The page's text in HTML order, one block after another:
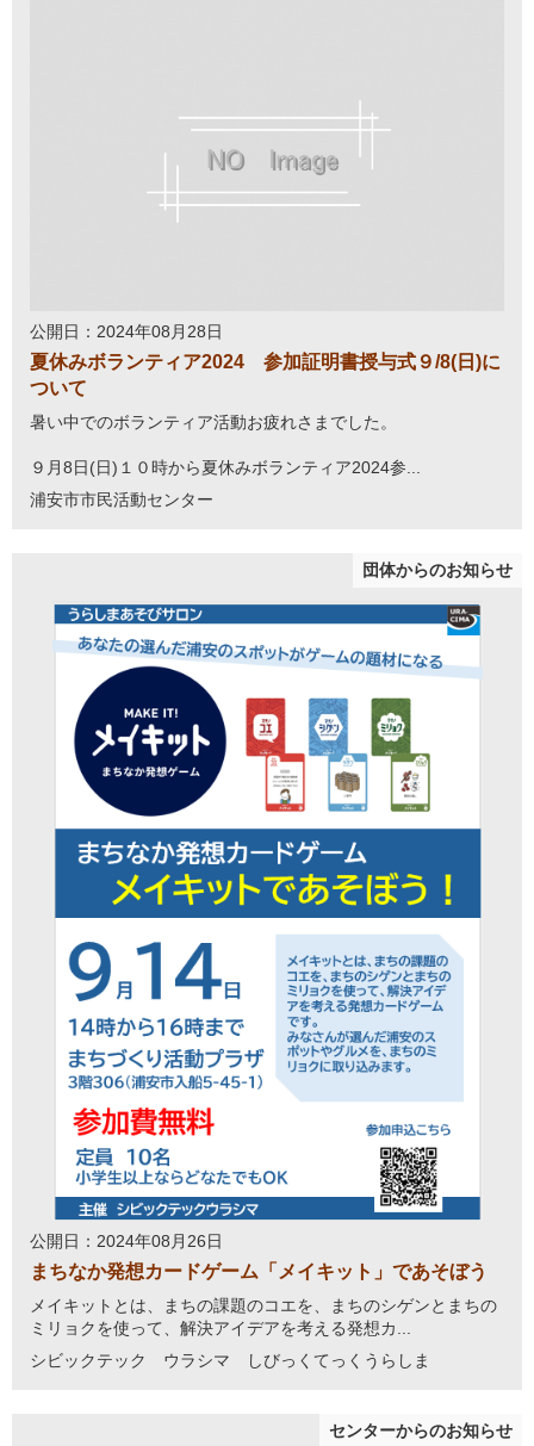
公開日：2024年08月28日
夏休みボランティア2024 参加証明書授与式９/8(日)に
ついて
暑い中でのボランティア活動お疲れさまでした。
９月8日(日)１０時から夏休みボランティア2024参...
浦安市市民活動センター
団体からのお知らせ
公開日：2024年08月26日
まちなか発想カードゲーム「メイキット」であそぼう
メイキットとは、まちの課題のコエを、まちのシゲンとまちの
ミリョクを使って、解決アイデアを考える発想カ...
シビックテック ウラシマ しびっくてっくうらしま
センターからのお知らせ